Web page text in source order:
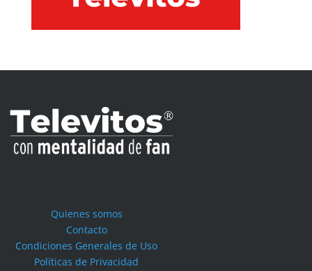
Quienes somos
Contacto
Condiciones Generales de Uso
Políticas de Privacidad